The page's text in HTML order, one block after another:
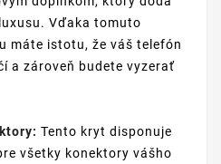
Vďaka tomuto
máte istotu, že váš telefón
a zároveň budete vyzerať
Tento kryt disponuje
všetky konektory vášho